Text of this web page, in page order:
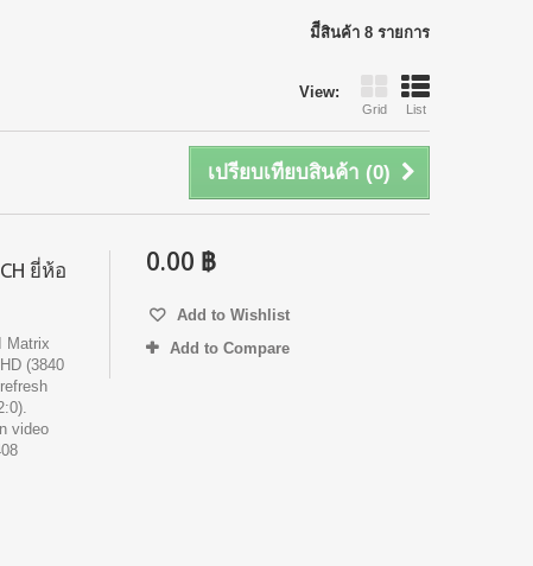
มีีสินค้า 8 รายการ
View:
Grid List
เปรียบเทียบสินค้า (0)
ยี่ห้อ
Matrix
(3840
video
0.00 ฿
Add to Wishlist
Add to Compare